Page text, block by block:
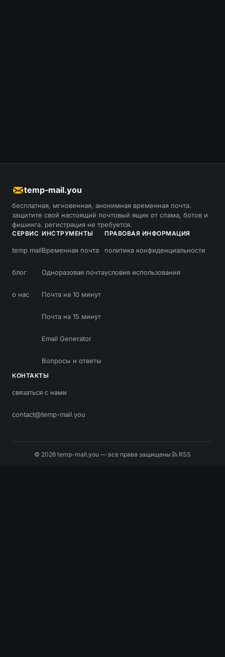
temp-mail.you
бесплатная, мгновенная, анонимная временная почта.
защитите свой настоящий почтовый ящик от спама, ботов и
фишинга. регистрация не требуется.
СЕРВИС
temp mail
блог
о нас
ИНСТРУМЕНТЫ
Временная почта
Одноразовая почта
Почта на 10 минут
Почта на 15 минут
Email Generator
Вопросы и ответы
ПРАВОВАЯ ИНФОРМАЦИЯ
политика конфиденциальности
условия использования
КОНТАКТЫ
связаться с нами
contact@temp-mail.you
© 2026 temp-mail.you — все права защищены RSS